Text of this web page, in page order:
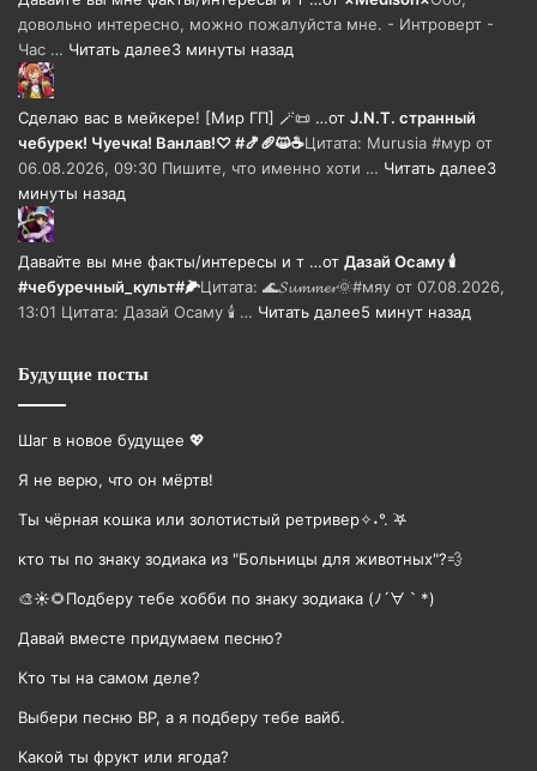
довольно интересно, можно пожалуйста мне. - Интроверт -
Час … Читать далее3 минуты назад
Сделаю вас в мейкере! [Мир ГП] 🪄📜 …от J.N.T. странный
чебурек! Чуечка! Ванлав!♡ #🍤🥖😺☕Цитата: Murusia #мур от
06.08.2026, 09:30 Пишите, что именно хоти … Читать далее3
минуты назад
Давайте вы мне факты/интересы и т …от Дазай Осаму 🕯
#чебуречный_культ#🌽Цитата: 🌊𝓢𝓾𝓶𝓶𝓮𝓻🌞#мяу от 07.08.2026,
13:01 Цитата: Дазай Осаму 🕯 … Читать далее5 минут назад
Будущие посты
Шаг в новое будущее 💖
Я не верю, что он мёртв!
Ты чёрная кошка или золотистый ретривер✧˖°. ࣪𖤐
кто ты по знаку зодиака из "Больницы для животных"?💨
🎨☀🌻Подберу тебе хобби по знаку зодиака (ﾉ´∀｀*)
Давай вместе придумаем песню?
Кто ты на самом деле?
Выбери песню BP, а я подберу тебе вайб.
Какой ты фрукт или ягода?